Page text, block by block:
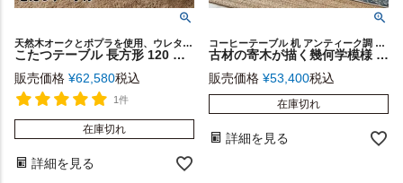
天然木オークとポプラを使用、ウレタン塗装仕上げのシンプルでスタイリッシュなデザインが特徴
こたつテーブル 長方形 120 テーブル こたつ 高さ調節 家具調 コタツ リビング オーク 天然木 こたつ 日本製 W120×D75×H36/40cm 国産 コタツテーブル 継脚式 オールシーズン 炬燵 電気こたつ エコ 西海岸インテリア サーフスタイル カリフォルニアスタイル [91628]
販売価格 ¥62,580税込
1件
在庫切れ
詳細を見る
コーヒーテーブル 机 アンティーク調 カフェ 展示テーブル 什器
古材の寄木が描く幾何学模様 センターテーブル 約125×65cm [91520]
販売価格 ¥53,400税込
在庫切れ
詳細を見る